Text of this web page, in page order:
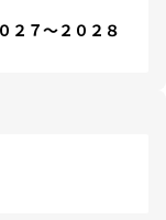
７～２０２８